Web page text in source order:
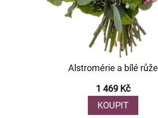
Alstromérie a bílé růže
1 469 Kč
KOUPIT